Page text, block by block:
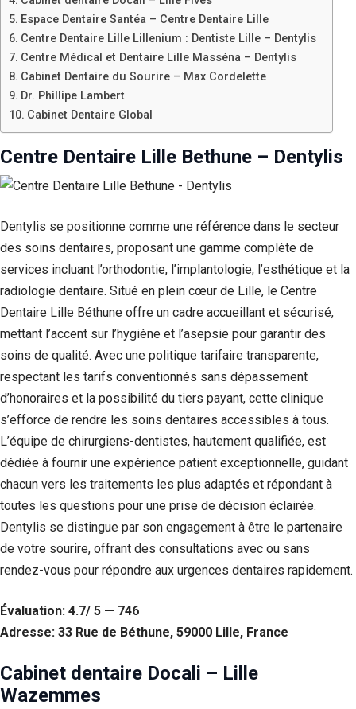
Espace Dentaire Santéa – Centre Dentaire Lille
Centre Dentaire Lille Lillenium : Dentiste Lille – Dentylis
Centre Médical et Dentaire Lille Masséna – Dentylis
Cabinet Dentaire du Sourire – Max Cordelette
Dr. Phillipe Lambert
Cabinet Dentaire Global
Centre Dentaire Lille Bethune – Dentylis
Dentylis se positionne comme une référence dans le secteur
des soins dentaires, proposant une gamme complète de
services incluant l’orthodontie, l’implantologie, l’esthétique et la
radiologie dentaire. Situé en plein cœur de Lille, le Centre
Dentaire Lille Béthune offre un cadre accueillant et sécurisé,
mettant l’accent sur l’hygiène et l’asepsie pour garantir des
soins de qualité. Avec une politique tarifaire transparente,
respectant les tarifs conventionnés sans dépassement
d’honoraires et la possibilité du tiers payant, cette clinique
s’efforce de rendre les soins dentaires accessibles à tous.
L’équipe de chirurgiens-dentistes, hautement qualifiée, est
dédiée à fournir une expérience patient exceptionnelle, guidant
chacun vers les traitements les plus adaptés et répondant à
toutes les questions pour une prise de décision éclairée.
Dentylis se distingue par son engagement à être le partenaire
de votre sourire, offrant des consultations avec ou sans
rendez-vous pour répondre aux urgences dentaires rapidement.
Évaluation: 4.7/ 5 — 746
Adresse: 33 Rue de Béthune, 59000 Lille, France
Cabinet dentaire Docali – Lille
Wazemmes